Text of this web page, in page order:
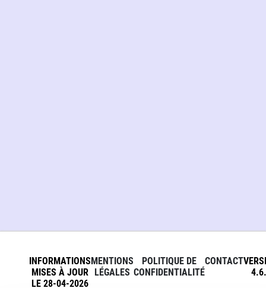
INFORMATIONS
MISES À JOUR
LE 28-04-2026
MENTIONS
LÉGALES
POLITIQUE DE
CONFIDENTIALITÉ
CONTACT